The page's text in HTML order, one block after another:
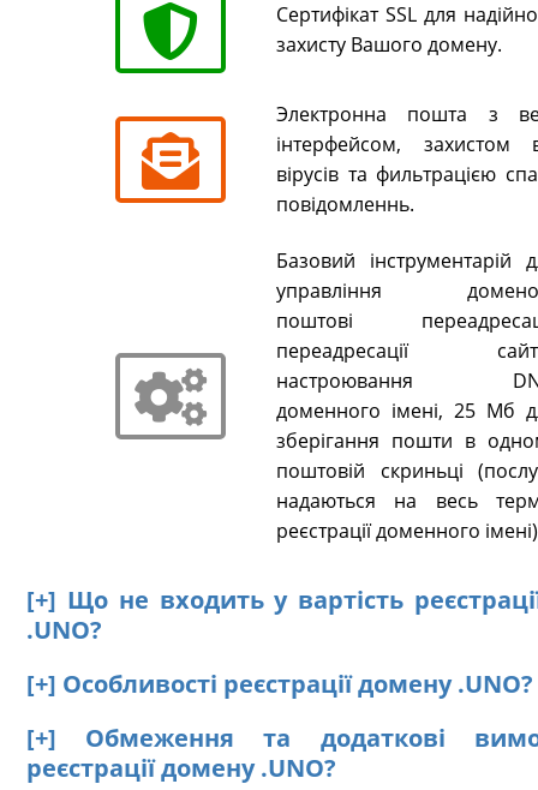
Сертифікат SSL для
захисту Вашого домену.
Электронна пошта з
інтерфейсом, захистом
вірусів та фильтрацією
повідомленнь.
Базовий інструментарій
управління
поштові
переадресації
настроювання
доменного імені, 25 Мб
зберігання пошти в
поштовій скриньці
надаються на весь
реєстрації доменного
[+] Що не входить у вартість
.UNO?
[+] Особливості реєстрації домену .UNO?
[+] Обмеження та додаткові
реєстрації домену .UNO?